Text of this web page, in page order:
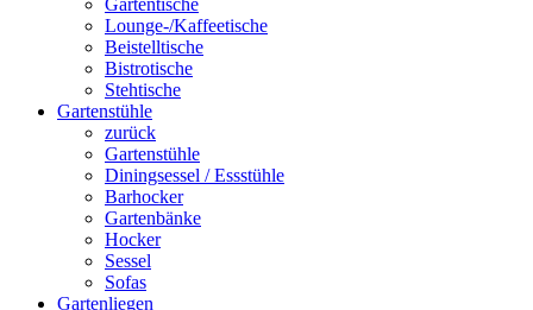
Gartentische
Lounge-/Kaffeetische
Beistelltische
Bistrotische
Stehtische
Gartenstühle
zurück
Gartenstühle
Diningsessel / Essstühle
Barhocker
Gartenbänke
Hocker
Sessel
Sofas
Gartenliegen